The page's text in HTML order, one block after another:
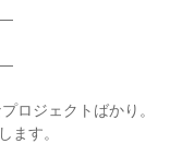
ロジェクトばかり。
ます。